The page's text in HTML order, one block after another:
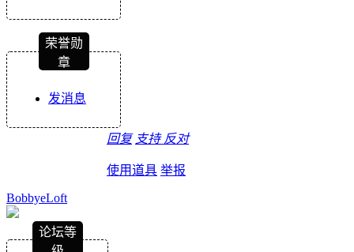
荣誉勋
章
发消息
回复 支持 反对
使用道具 举报
BobbyeLoft
论坛等